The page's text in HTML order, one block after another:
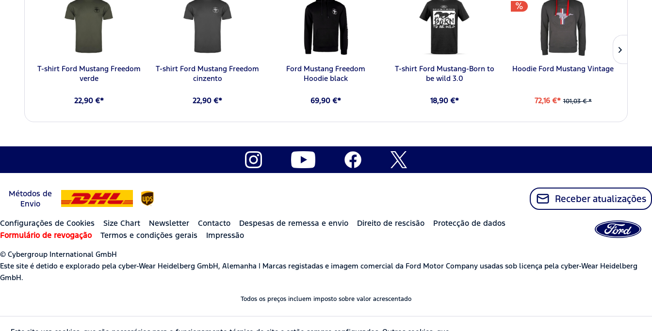
T-shirt Ford Mustang Freedom
verde
22,90 €*
T-shirt Ford Mustang Freedom
cinzento
22,90 €*
Ford Mustang Freedom
Hoodie black
69,90 €*
T-shirt Ford Mustang-Born to
be wild 3.0
18,90 €*
Hoodie Ford Mustang Vintage
72,16 €* 101,03 € *
Métodos de
Envio
Receber atualizações
Configurações de Cookies Size Chart Newsletter Contacto Despesas de remessa e envio Direito de rescisão
Protecção de dados
Formulário de revogação
Termos e condições gerais Impressão
© Cybergroup International GmbH
Este site é detido e explorado pela cyber-Wear Heidelberg GmbH, Alemanha | Marcas registadas e imagem comercial da Ford Motor Company usadas sob licença pela cyber-Wear Heidelberg
GmbH.
Todos os preços incluem imposto sobre valor acrescentado